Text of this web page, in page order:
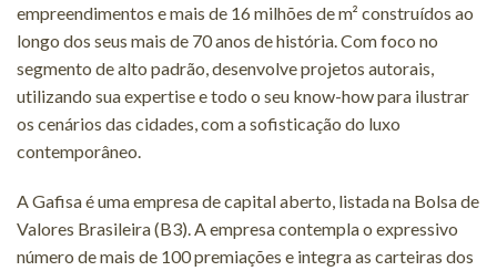
empreendimentos e mais de 16 milhões de m² construídos ao
longo dos seus mais de 70 anos de história. Com foco no
segmento de alto padrão, desenvolve projetos autorais,
utilizando sua expertise e todo o seu know-how para ilustrar
os cenários das cidades, com a sofisticação do luxo
contemporâneo.
A Gafisa é uma empresa de capital aberto, listada na Bolsa de
Valores Brasileira (B3). A empresa contempla o expressivo
número de mais de 100 premiações e integra as carteiras dos